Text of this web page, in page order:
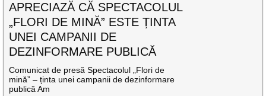
APRECIAZĂ CĂ SPECTACOLUL
„FLORI DE MINĂ” ESTE ȚINTA
UNEI CAMPANII DE
DEZINFORMARE PUBLICĂ
Comunicat de presă Spectacolul „Flori de
mină” – ținta unei campanii de dezinformare
publică Am